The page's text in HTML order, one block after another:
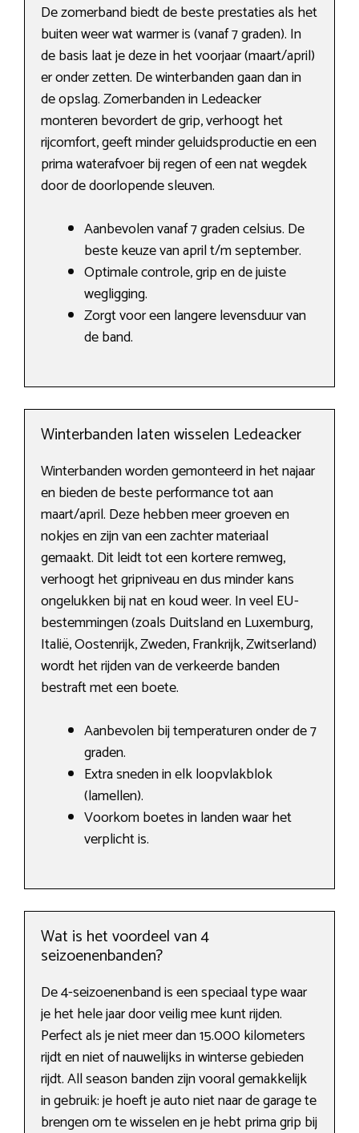
De zomerband biedt de beste prestaties als het
buiten weer wat warmer is (vanaf 7 graden). In
de basis laat je deze in het voorjaar (maart/april)
er onder zetten. De winterbanden gaan dan in
de opslag. Zomerbanden in Ledeacker
monteren bevordert de grip, verhoogt het
rijcomfort, geeft minder geluidsproductie en een
prima waterafvoer bij regen of een nat wegdek
door de doorlopende sleuven.
Aanbevolen vanaf 7 graden celsius. De
beste keuze van april t/m september.
Optimale controle, grip en de juiste
wegligging.
Zorgt voor een langere levensduur van
de band.
Winterbanden laten wisselen Ledeacker
Winterbanden worden gemonteerd in het najaar
en bieden de beste performance tot aan
maart/april. Deze hebben meer groeven en
nokjes en zijn van een zachter materiaal
gemaakt. Dit leidt tot een kortere remweg,
verhoogt het gripniveau en dus minder kans
ongelukken bij nat en koud weer. In veel EU-
bestemmingen (zoals Duitsland en Luxemburg,
Italië, Oostenrijk, Zweden, Frankrijk, Zwitserland)
wordt het rijden van de verkeerde banden
bestraft met een boete.
Aanbevolen bij temperaturen onder de 7
graden.
Extra sneden in elk loopvlakblok
(lamellen).
Voorkom boetes in landen waar het
verplicht is.
Wat is het voordeel van 4
seizoenenbanden?
De 4-seizoenenband is een speciaal type waar
je het hele jaar door veilig mee kunt rijden.
Perfect als je niet meer dan 15.000 kilometers
rijdt en niet of nauwelijks in winterse gebieden
rijdt. All season banden zijn vooral gemakkelijk
in gebruik: je hoeft je auto niet naar de garage te
brengen om te wisselen en je hebt prima grip bij